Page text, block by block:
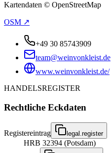
Kartendaten © OpenStreetMap
OSM ↗
+49 30 85743909
team@weinvonkleist.de
www.weinvonkleist.de/
HANDELSREGISTER
Rechtliche Eckdaten
Registereintrag legal.register
HRB 32394 (Potsdam)